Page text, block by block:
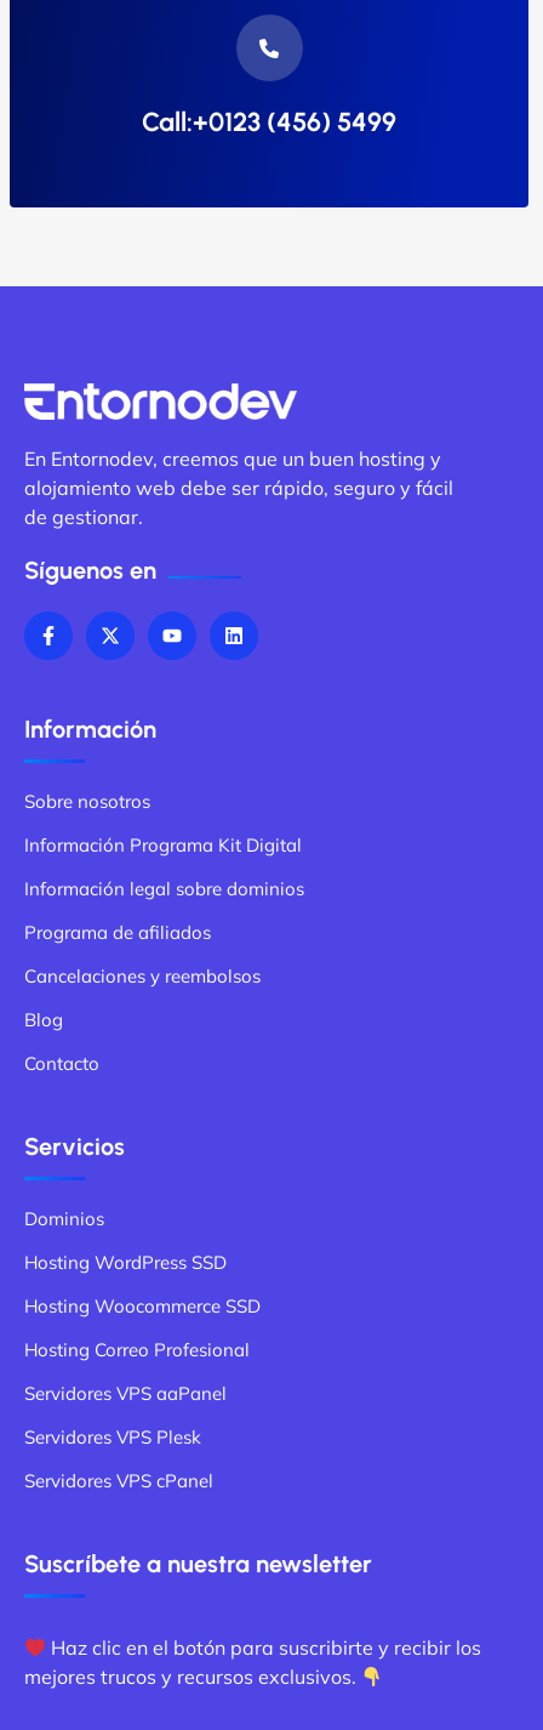
Call:+0123 (456) 5499
En Entornodev, creemos que un buen hosting y
alojamiento web debe ser rápido, seguro y fácil
de gestionar.
Síguenos en
Información
Sobre nosotros
Información Programa Kit Digital
Información legal sobre dominios
Programa de afiliados
Cancelaciones y reembolsos
Blog
Contacto
Servicios
Dominios
Hosting WordPress SSD
Hosting Woocommerce SSD
Hosting Correo Profesional
Servidores VPS aaPanel
Servidores VPS Plesk
Servidores VPS cPanel
Suscríbete a nuestra newsletter
Haz clic en el botón para suscribirte y recibir los
mejores trucos y recursos exclusivos.